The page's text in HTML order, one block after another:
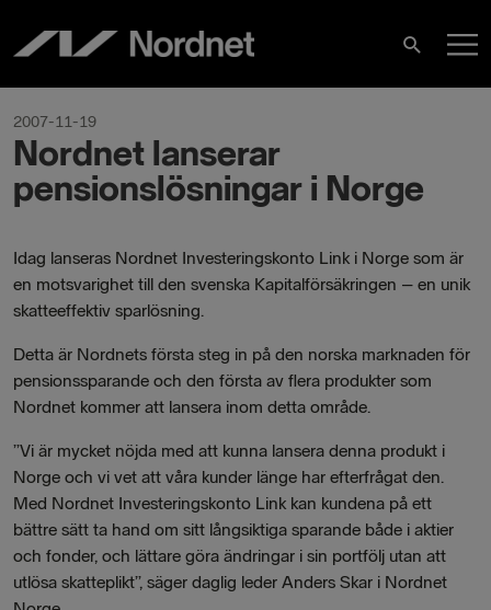
innehåll
Sök
2007-11-19
Nordnet lanserar
pensionslösningar i Norge
Idag lanseras Nordnet Investeringskonto Link i Norge som är
en motsvarighet till den svenska Kapitalförsäkringen – en unik
skatteeffektiv sparlösning.
Detta är Nordnets första steg in på den norska marknaden för
pensionssparande och den första av flera produkter som
Nordnet kommer att lansera inom detta område.
”Vi är mycket nöjda med att kunna lansera denna produkt i
Norge och vi vet att våra kunder länge har efterfrågat den.
Med Nordnet Investeringskonto Link kan kundena på ett
bättre sätt ta hand om sitt långsiktiga sparande både i aktier
och fonder, och lättare göra ändringar i sin portfölj utan att
utlösa skatteplikt”, säger daglig leder Anders Skar i Nordnet